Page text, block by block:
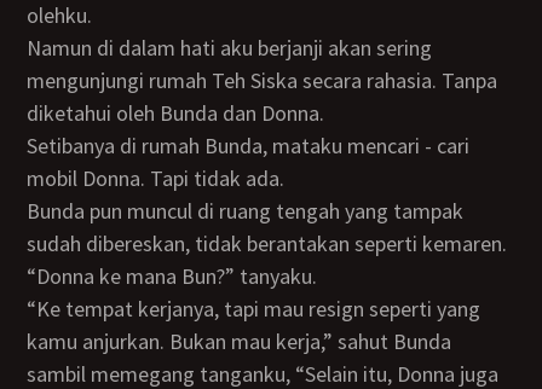
olehku.
Namun di dalam hati aku berjanji akan sering
mengunjungi rumah Teh Siska secara rahasia. Tanpa
diketahui oleh Bunda dan Donna.
Setibanya di rumah Bunda, mataku mencari - cari
mobil Donna. Tapi tidak ada.
Bunda pun muncul di ruang tengah yang tampak
sudah dibereskan, tidak berantakan seperti kemaren.
“Donna ke mana Bun?” tanyaku.
“Ke tempat kerjanya, tapi mau resign seperti yang
kamu anjurkan. Bukan mau kerja,” sahut Bunda
sambil memegang tanganku, “Selain itu, Donna juga